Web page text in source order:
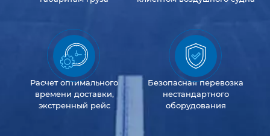
Расчет оптимального
времени доставки,
экстренный рейс
Безопасная перевозка
нестандартного
оборудования